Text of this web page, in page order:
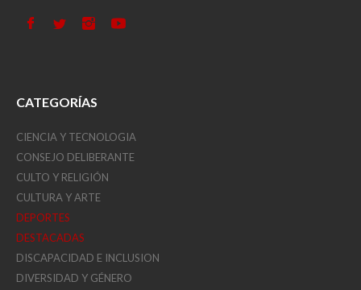
CATEGORÍAS
CIENCIA Y TECNOLOGIA
CONSEJO DELIBERANTE
CULTO Y RELIGIÓN
CULTURA Y ARTE
DEPORTES
DESTACADAS
DISCAPACIDAD E INCLUSION
DIVERSIDAD Y GÉNERO